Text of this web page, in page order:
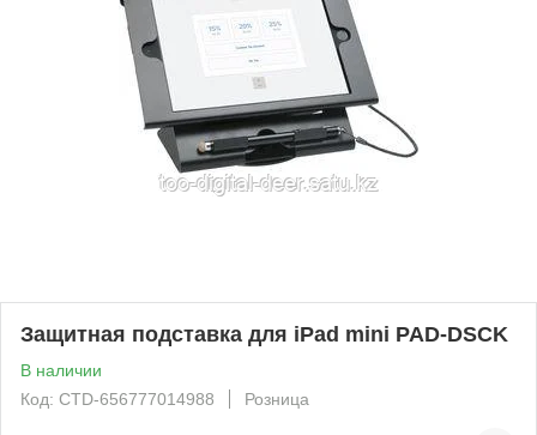
Защитная подставка для iPad mini PAD-DSCK
В наличии
Код: CTD-656777014988
Розница